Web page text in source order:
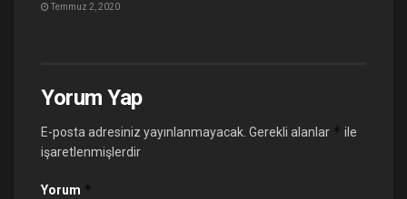
Temmuz 2, 2020
Yorum Yap
E-posta adresiniz yayınlanmayacak. Gerekli alanlar * ile
işaretlenmişlerdir
Yorum *